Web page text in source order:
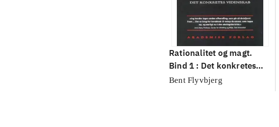
Rationalitet og magt.
Bind 1 : Det konkretes
videnskab
Bent Flyvbjerg